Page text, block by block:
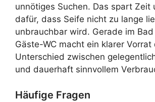
unnötiges Suchen. Das spart Zeit
dafür, dass Seife nicht zu lange
unbrauchbar wird. Gerade im
Gäste-WC macht ein klarer Vorrat
Unterschied zwischen
und dauerhaft sinnvollem
Häufige Fragen